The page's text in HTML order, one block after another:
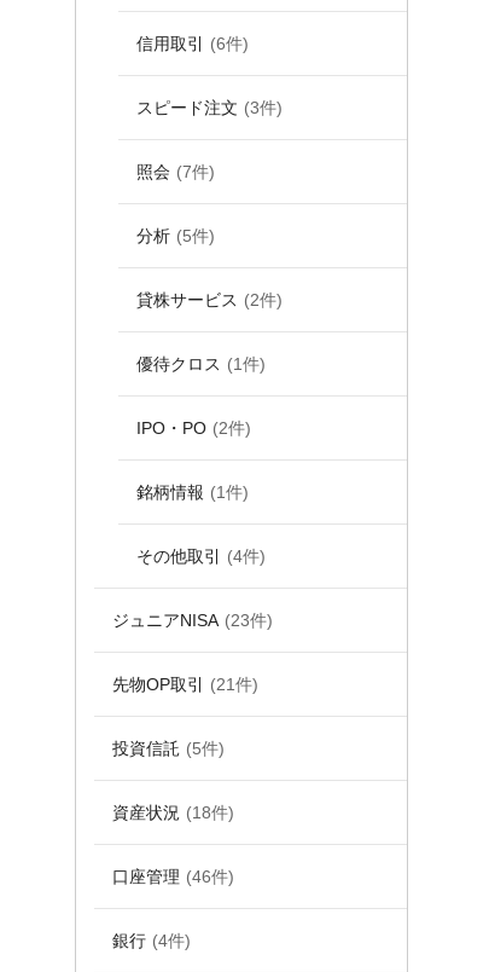
信用取引 (6件)
スピード注文 (3件)
照会 (7件)
分析 (5件)
貸株サービス (2件)
優待クロス (1件)
IPO・PO (2件)
銘柄情報 (1件)
その他取引 (4件)
ジュニアNISA (23件)
先物OP取引 (21件)
投資信託 (5件)
資産状況 (18件)
口座管理 (46件)
銀行 (4件)